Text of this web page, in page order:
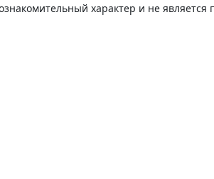
характер и не является